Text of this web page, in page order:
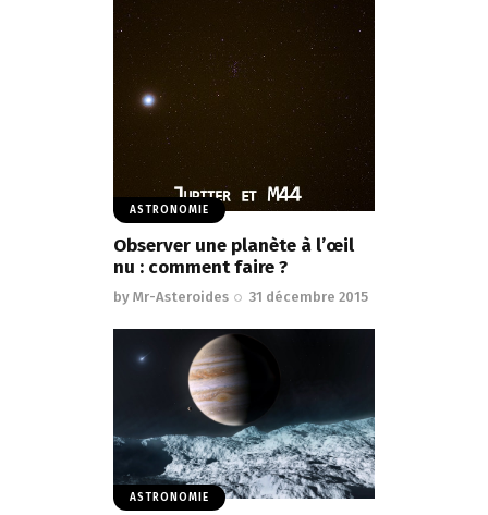
ASTRONOMIE
Observer une planète à l’œil
nu : comment faire ?
by Mr-Asteroides 31 décembre 2015
ASTRONOMIE